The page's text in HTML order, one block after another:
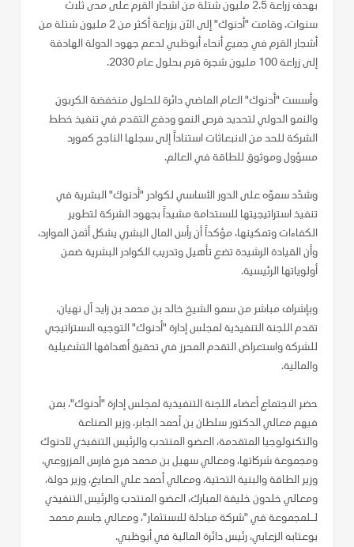
بهدف زراعة 2.5 مليون شتلة من أشجار القرم على مدى ثلاث
سنوات. وقامت "أدنوك" إلى الآن بزراعة أكثر من 2 مليون شتلة من
أشجار القرم في جميع أنحاء أبوظبي لدعم جهود الدولة الهادفة
إلى زراعة 100 مليون شجرة قرم بحلول عام 2030.
وأسست "أدنوك" العام الماضي دائرة للحلول منخفضة الكربون
والنمو الدولي لتحديد فرص النمو ودفع التقدم في تنفيذ خطط
الشركة للحد من الانبعاثات استناداً إلى سجلها الناجح كمورد
مسؤول وموثوق للطاقة في العالم.
وشدّد سموّه على الدور الأساسي لكوادر "أدنوك" البشرية في
تنفيذ استراتيجيتها للاستدامة مشيداً بجهود الشركة لتطوير
الكفاءات وتمكينها، مؤكداً أن رأس المال البشري يشكل أثمن الموارد،
وأن القيادة الرشيدة تضع تأهيل وتدريب الكوادر البشرية ضمن
أولوياتها الرئيسية.
وبإشراف مباشر من سمو الشيخ خالد بن محمد بن زايد آل نهيان،
تقدم اللجنة التنفيذية لمجلس إدارة "أدنوك" التوجيه الاستراتيجي
للشركة واستعراض التقدم المحرز في تحقيق أهدافها التشغيلية
والمالية.
حضر الاجتماع أعضاء اللجنة التنفيذية لمجلس إدارة "أدنوك"، بمن
فيهم معالي الدكتور سلطان بن أحمد الجابر، وزير الصناعة
والتكنولوجيا المتقدمة، العضو المنتدب والرئيس التنفيذي لأدنوك
ومجموعة شركاتها، ومعالي سهيل بن محمد فرج فارس المزروعي،
وزير الطاقة والبنية التحتية، ومعالي أحمد علي الصايغ، وزير دولة،
ومعالي خلدون خليفة المبارك، العضو المنتدب والرئيس التنفيذي
لـلمجموعة في "شركة مبادلة للاستثمار"، ومعالي جاسم محمد
بوعتابه الزعابي، رئيس دائرة المالية في أبوظبي.